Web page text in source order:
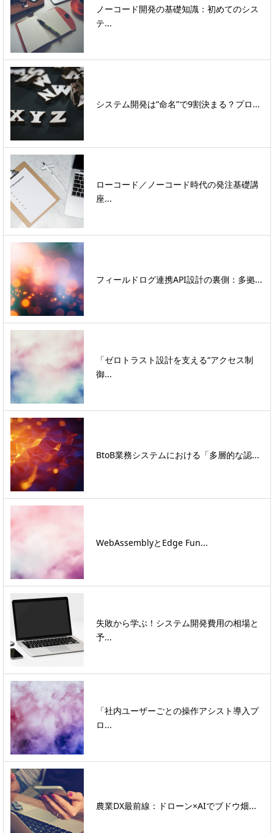
ノーコード開発の基礎知識：初めてのシス
テ...
システム開発は“命名”で9割決まる？プロ...
ローコード／ノーコード時代の発注基礎講
座...
フィールドログ連携API設計の裏側：多拠...
「ゼロトラスト設計を支える“アクセス制
御...
BtoB業務システムにおける「多層的な認...
WebAssemblyとEdge Fun...
失敗から学ぶ！システム開発費用の相場と
予...
「社内ユーザーごとの操作アシスト導入プ
ロ...
農業DX最前線：ドローン×AIでブドウ畑...